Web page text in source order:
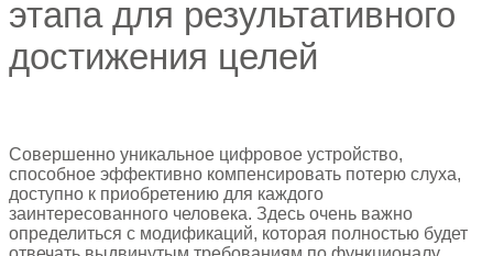
этапа для результативного
достижения целей
Совершенно уникальное цифровое устройство,
способное эффективно компенсировать потерю слуха,
доступно к приобретению для каждого
заинтересованного человека. Здесь очень важно
определиться с модификаций, которая полностью будет